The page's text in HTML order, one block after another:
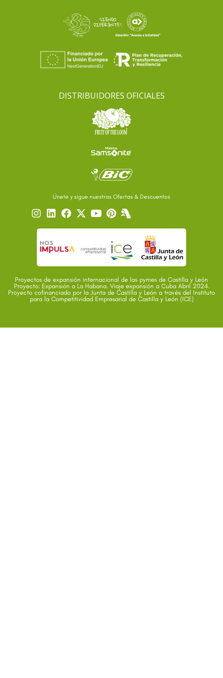
DISTRIBUIDORES OFICIALES
Únete y sigue nuestras Ofertas & Descuentos
Proyectos de expansión internacional de las pymes de Castilla y León
Proyecto: Expansión a La Habana. Viaje expansión a Cuba Abril 2024.
Proyecto cofinanciado por la Junta de Castilla y León a través del Instituto
para la Competitividad Empresarial de Castilla y León (ICE)